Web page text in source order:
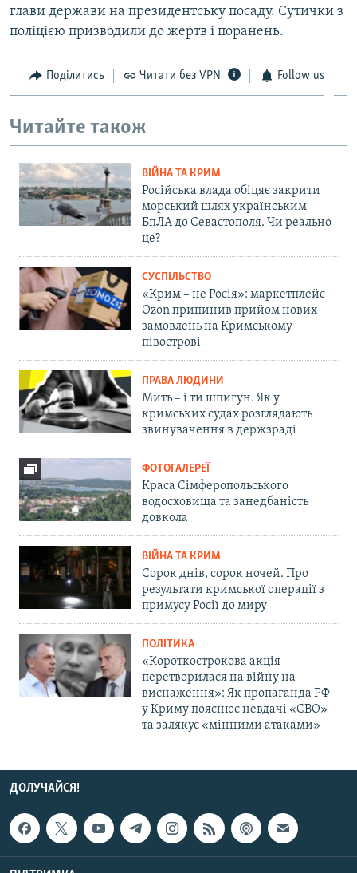
глави держави на президентську посаду. Сутички з
поліцією призводили до жертв і поранень.
Поділитись Читати без VPN Follow us
Читайте також
ВІЙНА ТА КРИМ
Російська влада обіцяє закрити
морський шлях українським
БпЛА до Севастополя. Чи реально
це?
СУСПІЛЬСТВО
«Крим – не Росія»: маркетплейс
Ozon припинив прийом нових
замовлень на Кримському
півострові
ПРАВА ЛЮДИНИ
Мить – і ти шпигун. Як у
кримських судах розглядають
звинувачення в держзраді
ФОТОГАЛЕРЕЇ
Краса Сімферопольського
водосховища та занедбаність
довкола
ВІЙНА ТА КРИМ
Сорок днів, сорок ночей. Про
результати кримської операції з
примусу Росії до миру
ПОЛІТИКА
«Короткострокова акція
перетворилася на війну на
виснаження»: Як пропаганда РФ
у Криму пояснює невдачі «СВО»
та залякує «мінними атаками»
ДОЛУЧАЙСЯ!